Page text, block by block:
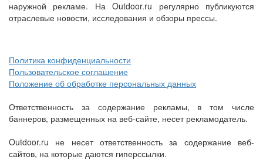
наружной рекламе. На Outdoor.ru регулярно публикуются
отраслевые новости, исследования и обзоры прессы.
Политика конфиденциальности
Пользовательское соглашение
Положение об обработке персональных данных
Ответственность за содержание рекламы, в том числе
баннеров, размещенных на веб-сайте, несет рекламодатель.
Outdoor.ru не несет ответственность за содержание веб-
сайтов, на которые даются гиперссылки.